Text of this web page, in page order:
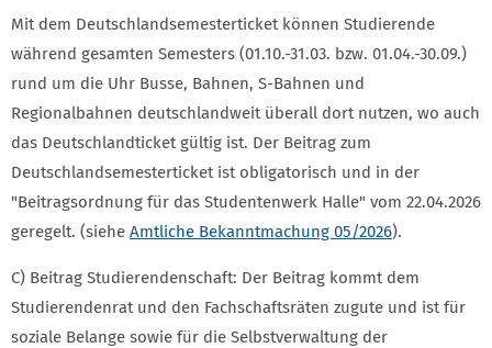
Mit dem Deutschlandsemesterticket können Studierende
während gesamten Semesters (01.10.-31.03. bzw. 01.04.-30.09.)
rund um die Uhr Busse, Bahnen, S-Bahnen und
Regionalbahnen deutschlandweit überall dort nutzen, wo auch
das Deutschlandticket gültig ist. Der Beitrag zum
Deutschlandsemesterticket ist obligatorisch und in der
"Beitragsordnung für das Studentenwerk Halle" vom 22.04.2026
geregelt. (siehe Amtliche Bekanntmachung 05/2026).
C) Beitrag Studierendenschaft: Der Beitrag kommt dem
Studierendenrat und den Fachschaftsräten zugute und ist für
soziale Belange sowie für die Selbstverwaltung der